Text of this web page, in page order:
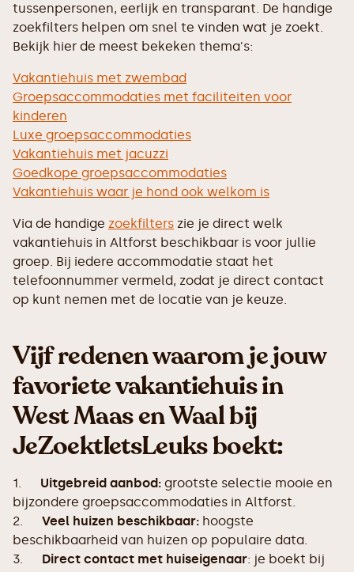
tussenpersonen, eerlijk en transparant. De handige
zoekfilters helpen om snel te vinden wat je zoekt.
Bekijk hier de meest bekeken thema's:
Vakantiehuis met zwembad
Groepsaccommodaties met faciliteiten voor
kinderen
Luxe groepsaccommodaties
Vakantiehuis met jacuzzi
Goedkope groepsaccommodaties
Vakantiehuis waar je hond ook welkom is
Via de handige zoekfilters zie je direct welk
vakantiehuis in Altforst beschikbaar is voor jullie
groep. Bij iedere accommodatie staat het
telefoonnummer vermeld, zodat je direct contact
op kunt nemen met de locatie van je keuze.
Vijf redenen waarom je jouw
favoriete vakantiehuis in
West Maas en Waal bij
JeZoektIetsLeuks boekt:
1. Uitgebreid aanbod: grootste selectie mooie en
bijzondere groepsaccommodaties in Altforst.
2. Veel huizen beschikbaar: hoogste
beschikbaarheid van huizen op populaire data.
3. Direct contact met huiseigenaar: je boekt bij